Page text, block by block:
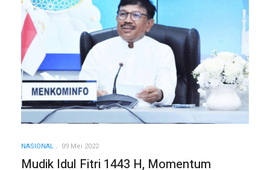
NASIONAL 09 Mei 2022
Mudik Idul Fitri 1443 H, Momentum